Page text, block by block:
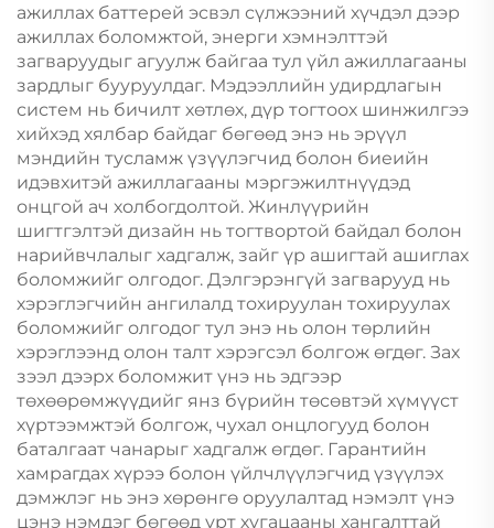
ажиллах баттерей эсвэл сүлжээний хүчдэл дээр
ажиллах боломжтой, энерги хэмнэлттэй
загваруудыг агуулж байгаа тул үйл ажиллагааны
зардлыг бууруулдаг. Мэдээллийн удирдлагын
систем нь бичилт хөтлөх, дүр тогтоох шинжилгээ
хийхэд хялбар байдаг бөгөөд энэ нь эрүүл
мэндийн тусламж үзүүлэгчид болон биеийн
идэвхитэй ажиллагааны мэргэжилтнүүдэд
онцгой ач холбогдолтой. Жинлүүрийн
шигтгэлтэй дизайн нь тогтвортой байдал болон
нарийвчлалыг хадгалж, зайг үр ашигтай ашиглах
боломжийг олгодог. Дэлгэрэнгүй загварууд нь
хэрэглэгчийн ангилалд тохируулан тохируулах
боломжийг олгодог тул энэ нь олон төрлийн
хэрэглээнд олон талт хэрэгсэл болгож өгдөг. Зах
зээл дээрх боломжит үнэ нь эдгээр
төхөөрөмжүүдийг янз бүрийн төсөвтэй хүмүүст
хүртээмжтэй болгож, чухал онцлогууд болон
баталгаат чанарыг хадгалж өгдөг. Гарантийн
хамрагдах хүрээ болон үйлчлүүлэгчид үзүүлэх
дэмжлэг нь энэ хөрөнгө оруулалтад нэмэлт үнэ
цэнэ нэмдэг бөгөөд урт хугацааны хангалттай